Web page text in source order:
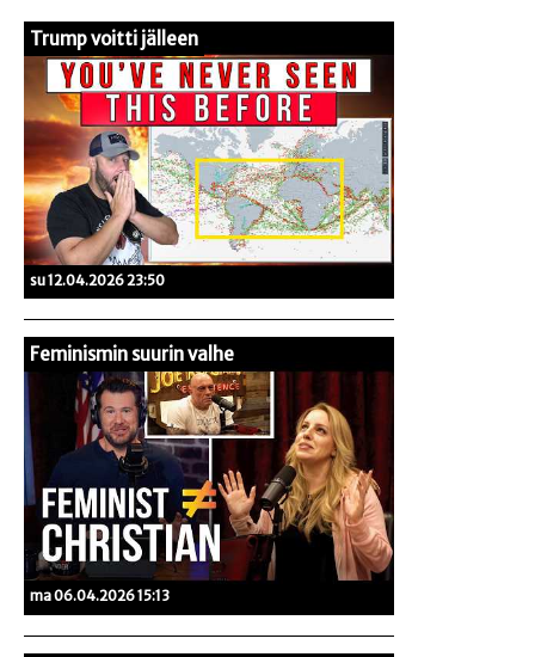
Trump voitti jälleen
su 12.04.2026 23:50
Feminismin suurin valhe
ma 06.04.2026 15:13